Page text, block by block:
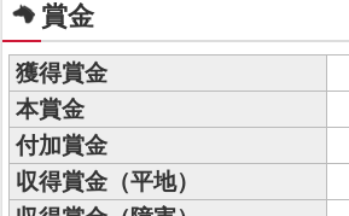
賞金
獲得賞金
本賞金
付加賞金
収得賞金（平地）